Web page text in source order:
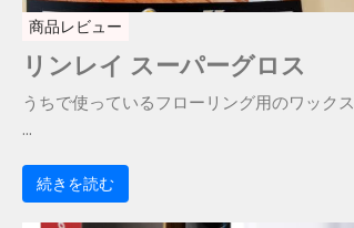
商品レビュー
リンレイ スーパーグロス
うちで使っているフローリング用のワックス
...
続きを読む